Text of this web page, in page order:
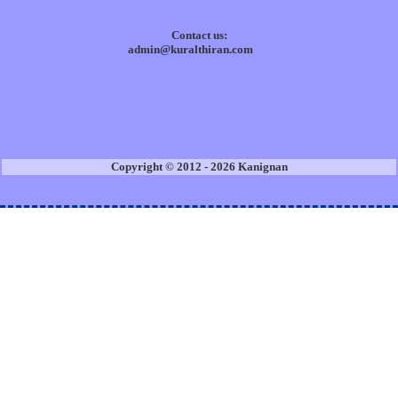
Contact us:
admin@kuralthiran.com
Copyright © 2012 - 2026 Kanignan